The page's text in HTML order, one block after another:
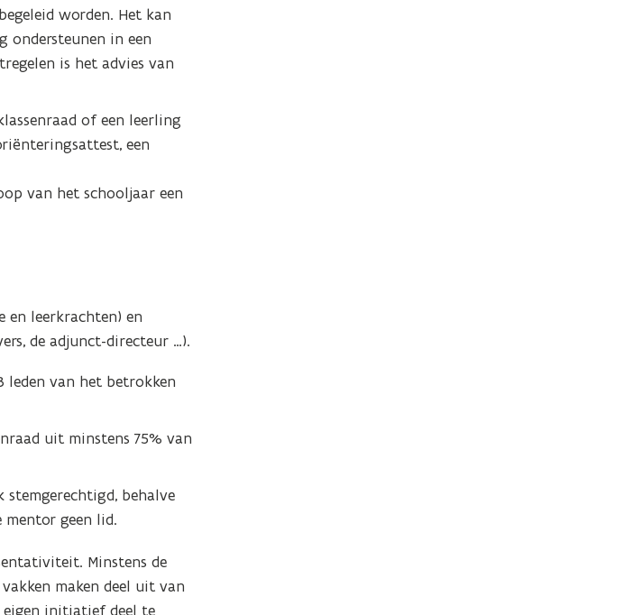
worden. Het kan
ondersteunen in een
is het advies van
of een leerling
een
van het schooljaar een
en leerkrachten) en
de adjunct-directeur …).
leden van het betrokken
uit minstens 75% van
behalve
geen lid.
Minstens de
maken deel uit van
eigen initiatief deel te